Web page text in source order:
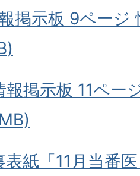
掲示板 9ページ
掲示板 11ペー
紙「11月当番